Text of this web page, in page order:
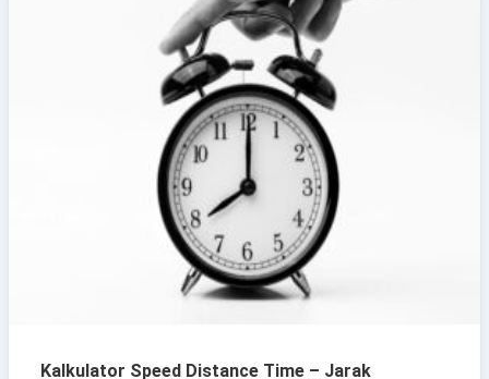
Kalkulator Speed Distance Time – Jarak